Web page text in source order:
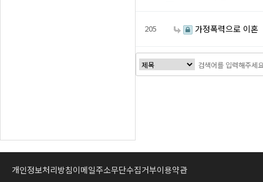
205 가정폭력으로 이혼
개인정보처리방침이메일주소무단수집거부이용약관